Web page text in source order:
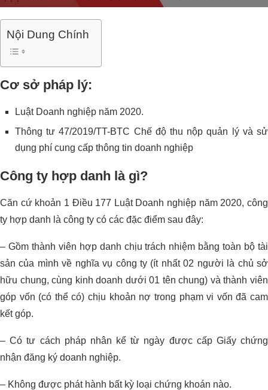
Nội Dung Chính
Cơ sở pháp lý:
Luật Doanh nghiệp năm 2020.
Thông tư 47/2019/TT-BTC Chế độ thu nộp quản lý và sử
dụng phí cung cấp thông tin doanh nghiệp
Công ty hợp danh là gì?
Căn cứ khoản 1 Điều 177 Luật Doanh nghiệp năm 2020, công
ty hợp danh là công ty có các đặc điểm sau đây:
– Gồm thành viên hợp danh chịu trách nhiệm bằng toàn bộ tài
sản của mình về nghĩa vụ công ty (ít nhất 02 người là chủ sở
hữu chung, cùng kinh doanh dưới 01 tên chung) và thành viên
góp vốn (có thể có) chịu khoản nợ trong phạm vi vốn đã cam
kết góp.
– Có tư cách pháp nhân kể từ ngày được cấp Giấy chứng
nhận đăng ký doanh nghiệp.
– Không được phát hành bất kỳ loại chứng khoán nào.